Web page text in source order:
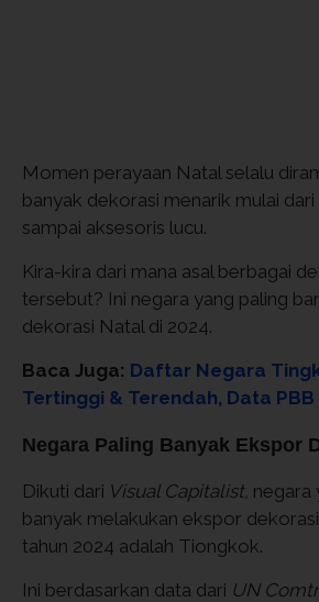
Momen perayaan Natal selalu
banyak dekorasi menarik mulai
sampai aksesoris lucu.
Kira-kira dari mana asal berbagai
tersebut? Ini negara yang paling
dekorasi Natal di 2024.
Baca Juga: Daftar Negara
Tertinggi & Terendah, Data
Negara Paling Banyak Ekspor
Dikuti dari Visual Capitalist, negara
banyak melakukan ekspor
tahun 2024 adalah Tiongkok.
Ini berdasarkan data dari UN